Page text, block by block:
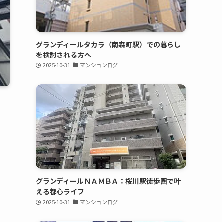
グランディールタカラ（南森町駅）での暮らし
を検討される方へ
2025-10-31 マンションログ
グランディールＮＡＭＢＡ：桜川駅徒歩圏で叶
える都心ライフ
2025-10-31 マンションログ